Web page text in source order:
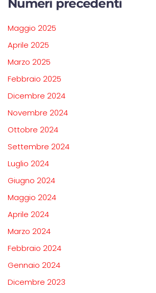
Numeri precedenti
Maggio 2025
Aprile 2025
Marzo 2025
Febbraio 2025
Dicembre 2024
Novembre 2024
Ottobre 2024
Settembre 2024
Luglio 2024
Giugno 2024
Maggio 2024
Aprile 2024
Marzo 2024
Febbraio 2024
Gennaio 2024
Dicembre 2023